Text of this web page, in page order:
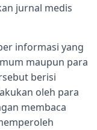
jurnal medis
informasi yang
maupun para
berisi
oleh para
membaca